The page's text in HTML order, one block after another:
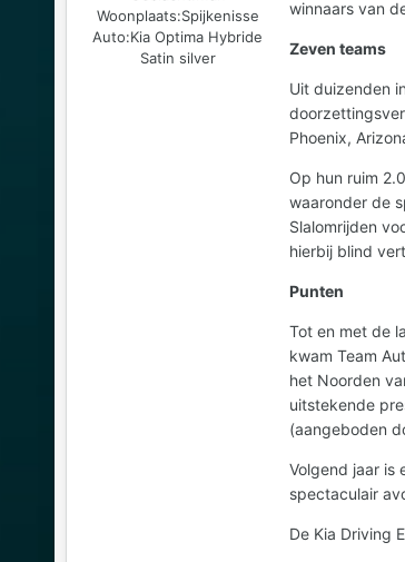
Woonplaats:Spijkenisse
Auto:Kia Optima Hybride
Satin silver
winnaars van
Zeven teams
Uit duizenden
Phoenix,
Op hun ruim
waaronder de
Slalomrijden
hierbij blind
Punten
Tot en met de
kwam Team
het Noorden
uitstekende
(aangeboden
Volgend jaar is
spectaculair
De Kia Driving